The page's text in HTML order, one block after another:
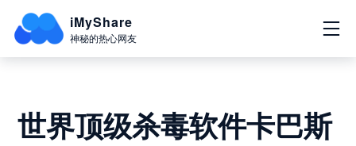
iMyShare
神秘的热心网友
世界顶级杀毒软件卡巴斯